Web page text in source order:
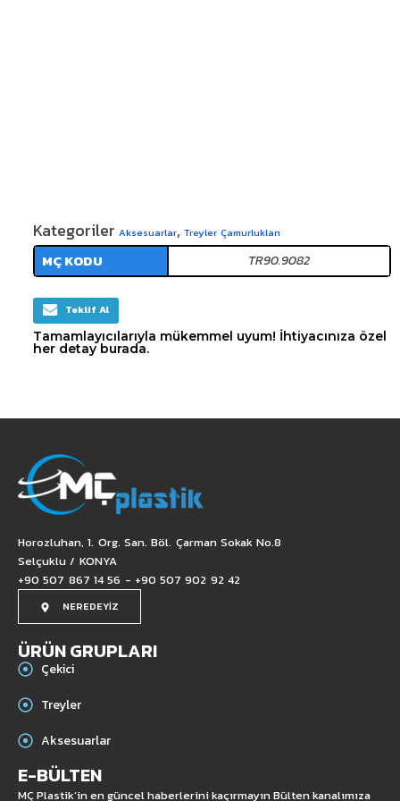
Kategoriler Aksesuarlar, Treyler Çamurlukları
MÇ KODU TR90.9082
Teklif Al
Tamamlayıcılarıyla mükemmel uyum! İhtiyacınıza özel
her detay burada.
Horozluhan, 1. Org. San. Böl. Çarman Sokak No.8
Selçuklu / KONYA
+90 507 867 14 56 - +90 507 902 92 42
NEREDEYİZ
ÜRÜN GRUPLARI
Çekici
Treyler
Aksesuarlar
E-BÜLTEN
MÇ Plastik’in en güncel haberlerini kaçırmayın Bülten kanalımıza